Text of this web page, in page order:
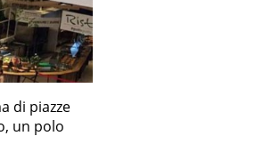
di piazze
un polo